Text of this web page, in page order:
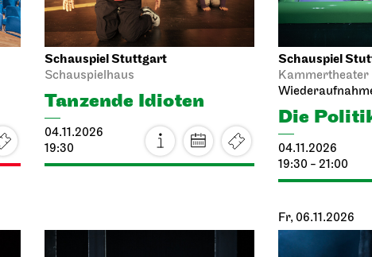
Schauspiel Stuttgart
Schauspielhaus
Wiederaufnahme
Die Drei­groschen­oper
22.10.2026
Staatsoper
Lucia di
23.10.2026